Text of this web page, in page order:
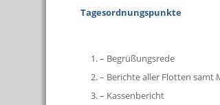
Tagesordnungspunkte
– Begrüßungsrede
– Berichte aller Flotten samt
– Kassenbericht